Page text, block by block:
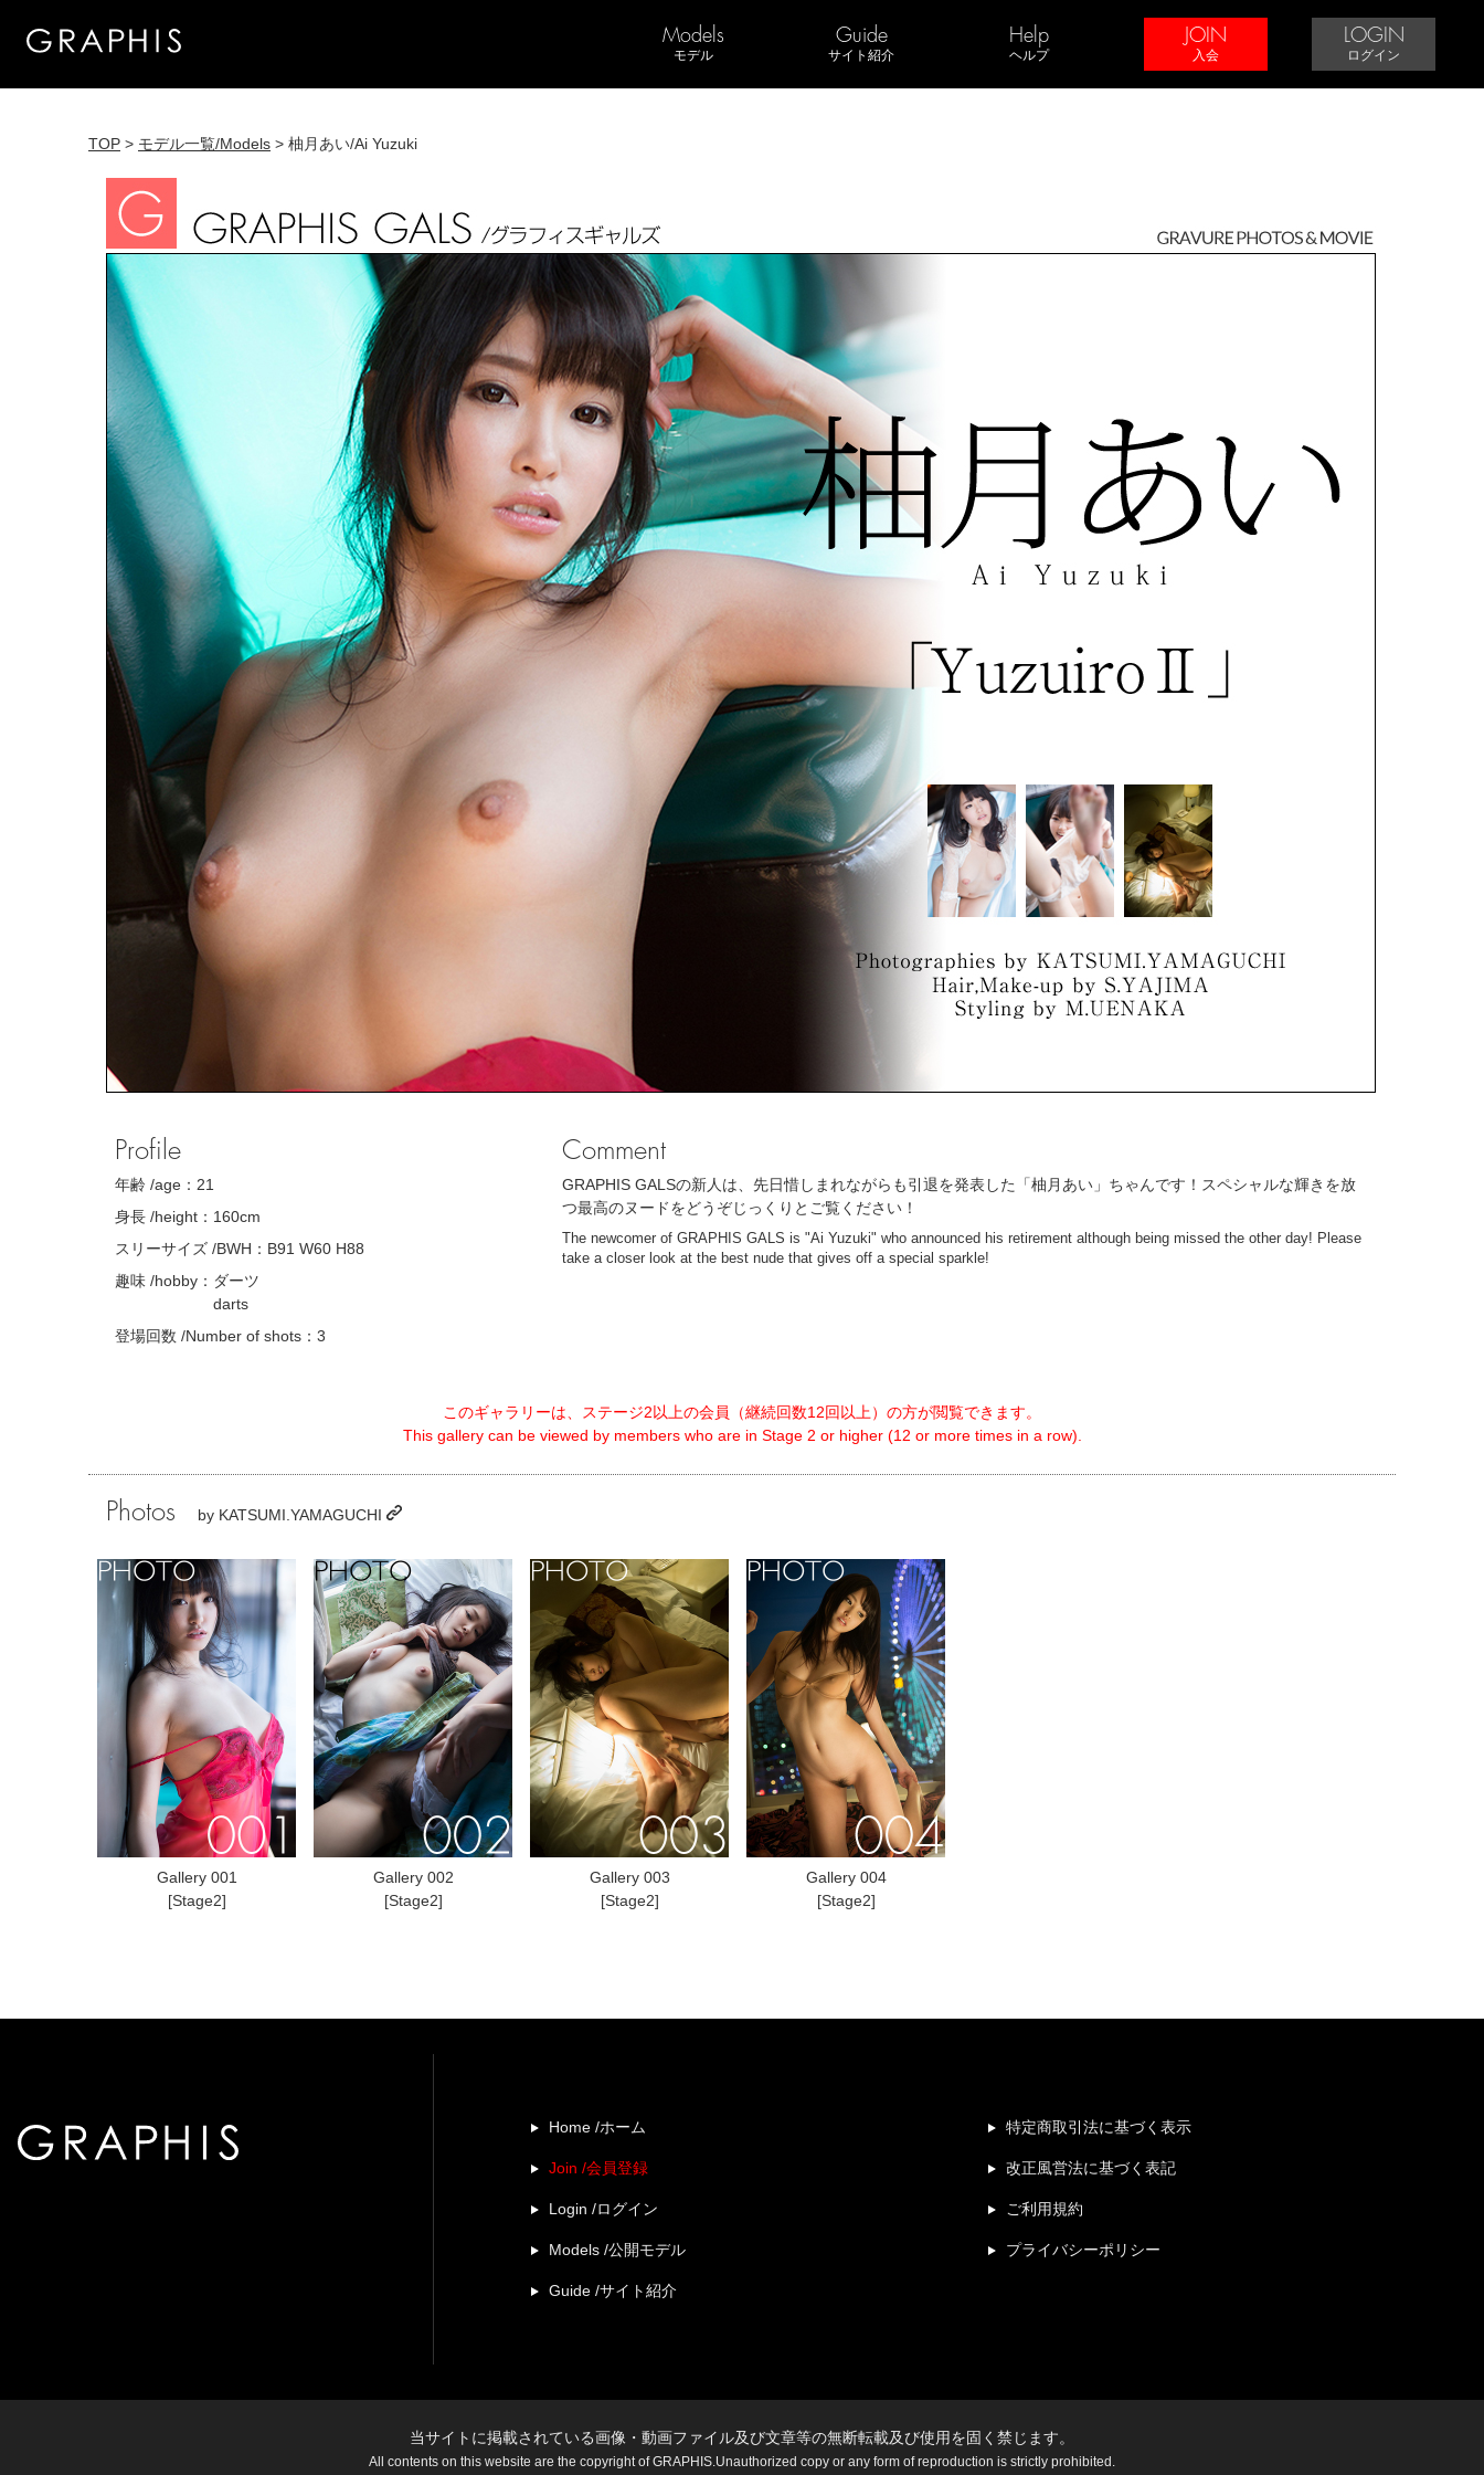
Models
モデル
Guide
サイト紹介
Help
ヘルプ
JOIN
入会
LOGIN
ログイン
TOP > モデル一覧/Models > 柚月あい/Ai Yuzuki
Profile
年齢 /age： 21
身長 /height： 160cm
スリーサイズ /BWH： B91 W60 H88
趣味 /hobby： ダーツ
darts
登場回数 /Number of shots： 3
Comment
GRAPHIS GALSの新人は、先日惜しまれながらも引退を発表した「柚月あい」ちゃんです！スペシャルな輝きを放
つ最高のヌードをどうぞじっくりとご覧ください！
The newcomer of GRAPHIS GALS is "Ai Yuzuki" who announced his retirement although being missed the other day! Please
take a closer look at the best nude that gives off a special sparkle!
このギャラリーは、ステージ2以上の会員（継続回数12回以上）の方が閲覧できます。
This gallery can be viewed by members who are in Stage 2 or higher (12 or more times in a row).
Photos by KATSUMI.YAMAGUCHI
Gallery 001
[Stage2]
Gallery 002
[Stage2]
Gallery 003
[Stage2]
Gallery 004
[Stage2]
Home /ホーム
Join /会員登録
Login /ログイン
Models /公開モデル
Guide /サイト紹介
特定商取引法に基づく表示
改正風営法に基づく表記
ご利用規約
プライバシーポリシー
当サイトに掲載されている画像・動画ファイル及び文章等の無断転載及び使用を固く禁じます。
All contents on this website are the copyright of GRAPHIS.Unauthorized copy or any form of reproduction is strictly prohibited.